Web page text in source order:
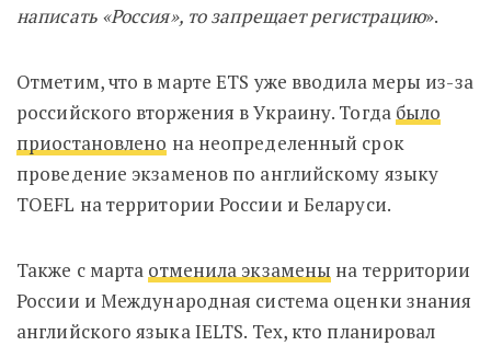
написать «Россия», то запрещает регистрацию».
Отметим, что в марте ETS уже вводила меры из-за
российского вторжения в Украину. Тогда было
приостановлено на неопределенный срок
проведение экзаменов по английскому языку
TOEFL на территории России и Беларуси.
Также с марта отменила экзамены на территории
России и Международная система оценки знания
английского языка IELTS. Тех, кто планировал